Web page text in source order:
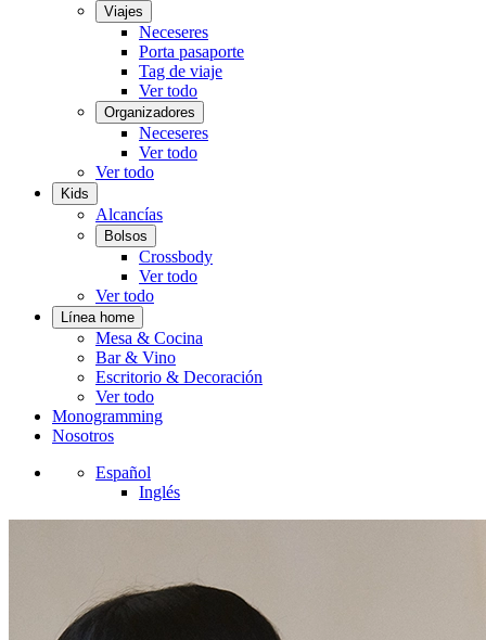
Viajes
Neceseres
Porta pasaporte
Tag de viaje
Ver todo
Organizadores
Neceseres
Ver todo
Ver todo
Kids
Alcancías
Bolsos
Crossbody
Ver todo
Ver todo
Línea home
Mesa & Cocina
Bar & Vino
Escritorio & Decoración
Ver todo
Monogramming
Nosotros
Español
Inglés